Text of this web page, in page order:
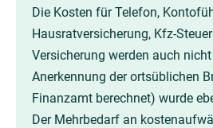
Die Kosten für Telefon,
Hausratversicherung, Kfz-
Versicherung werden auch
Anerkennung der ortsüblichen
Finanzamt berechnet) wurde
Der Mehrbedarf an